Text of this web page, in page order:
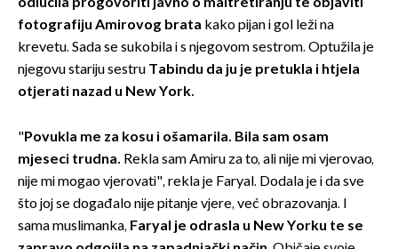
fotografiju Amirovog brata kako pijan i gol leži na
krevetu. Sada se sukobila i s njegovom sestrom. Optužila je
njegovu stariju sestru Tabindu da ju je pretukla i htjela
otjerati nazad u New York.
"Povukla me za kosu i ošamarila. Bila sam osam
mjeseci trudna. Rekla sam Amiru za to, ali nije mi vjerovao,
nije mi mogao vjerovati", rekla je Faryal. Dodala je i da sve
što joj se događalo nije pitanje vjere, već obrazovanja. I
sama muslimanka, Faryal je odrasla u New Yorku te se